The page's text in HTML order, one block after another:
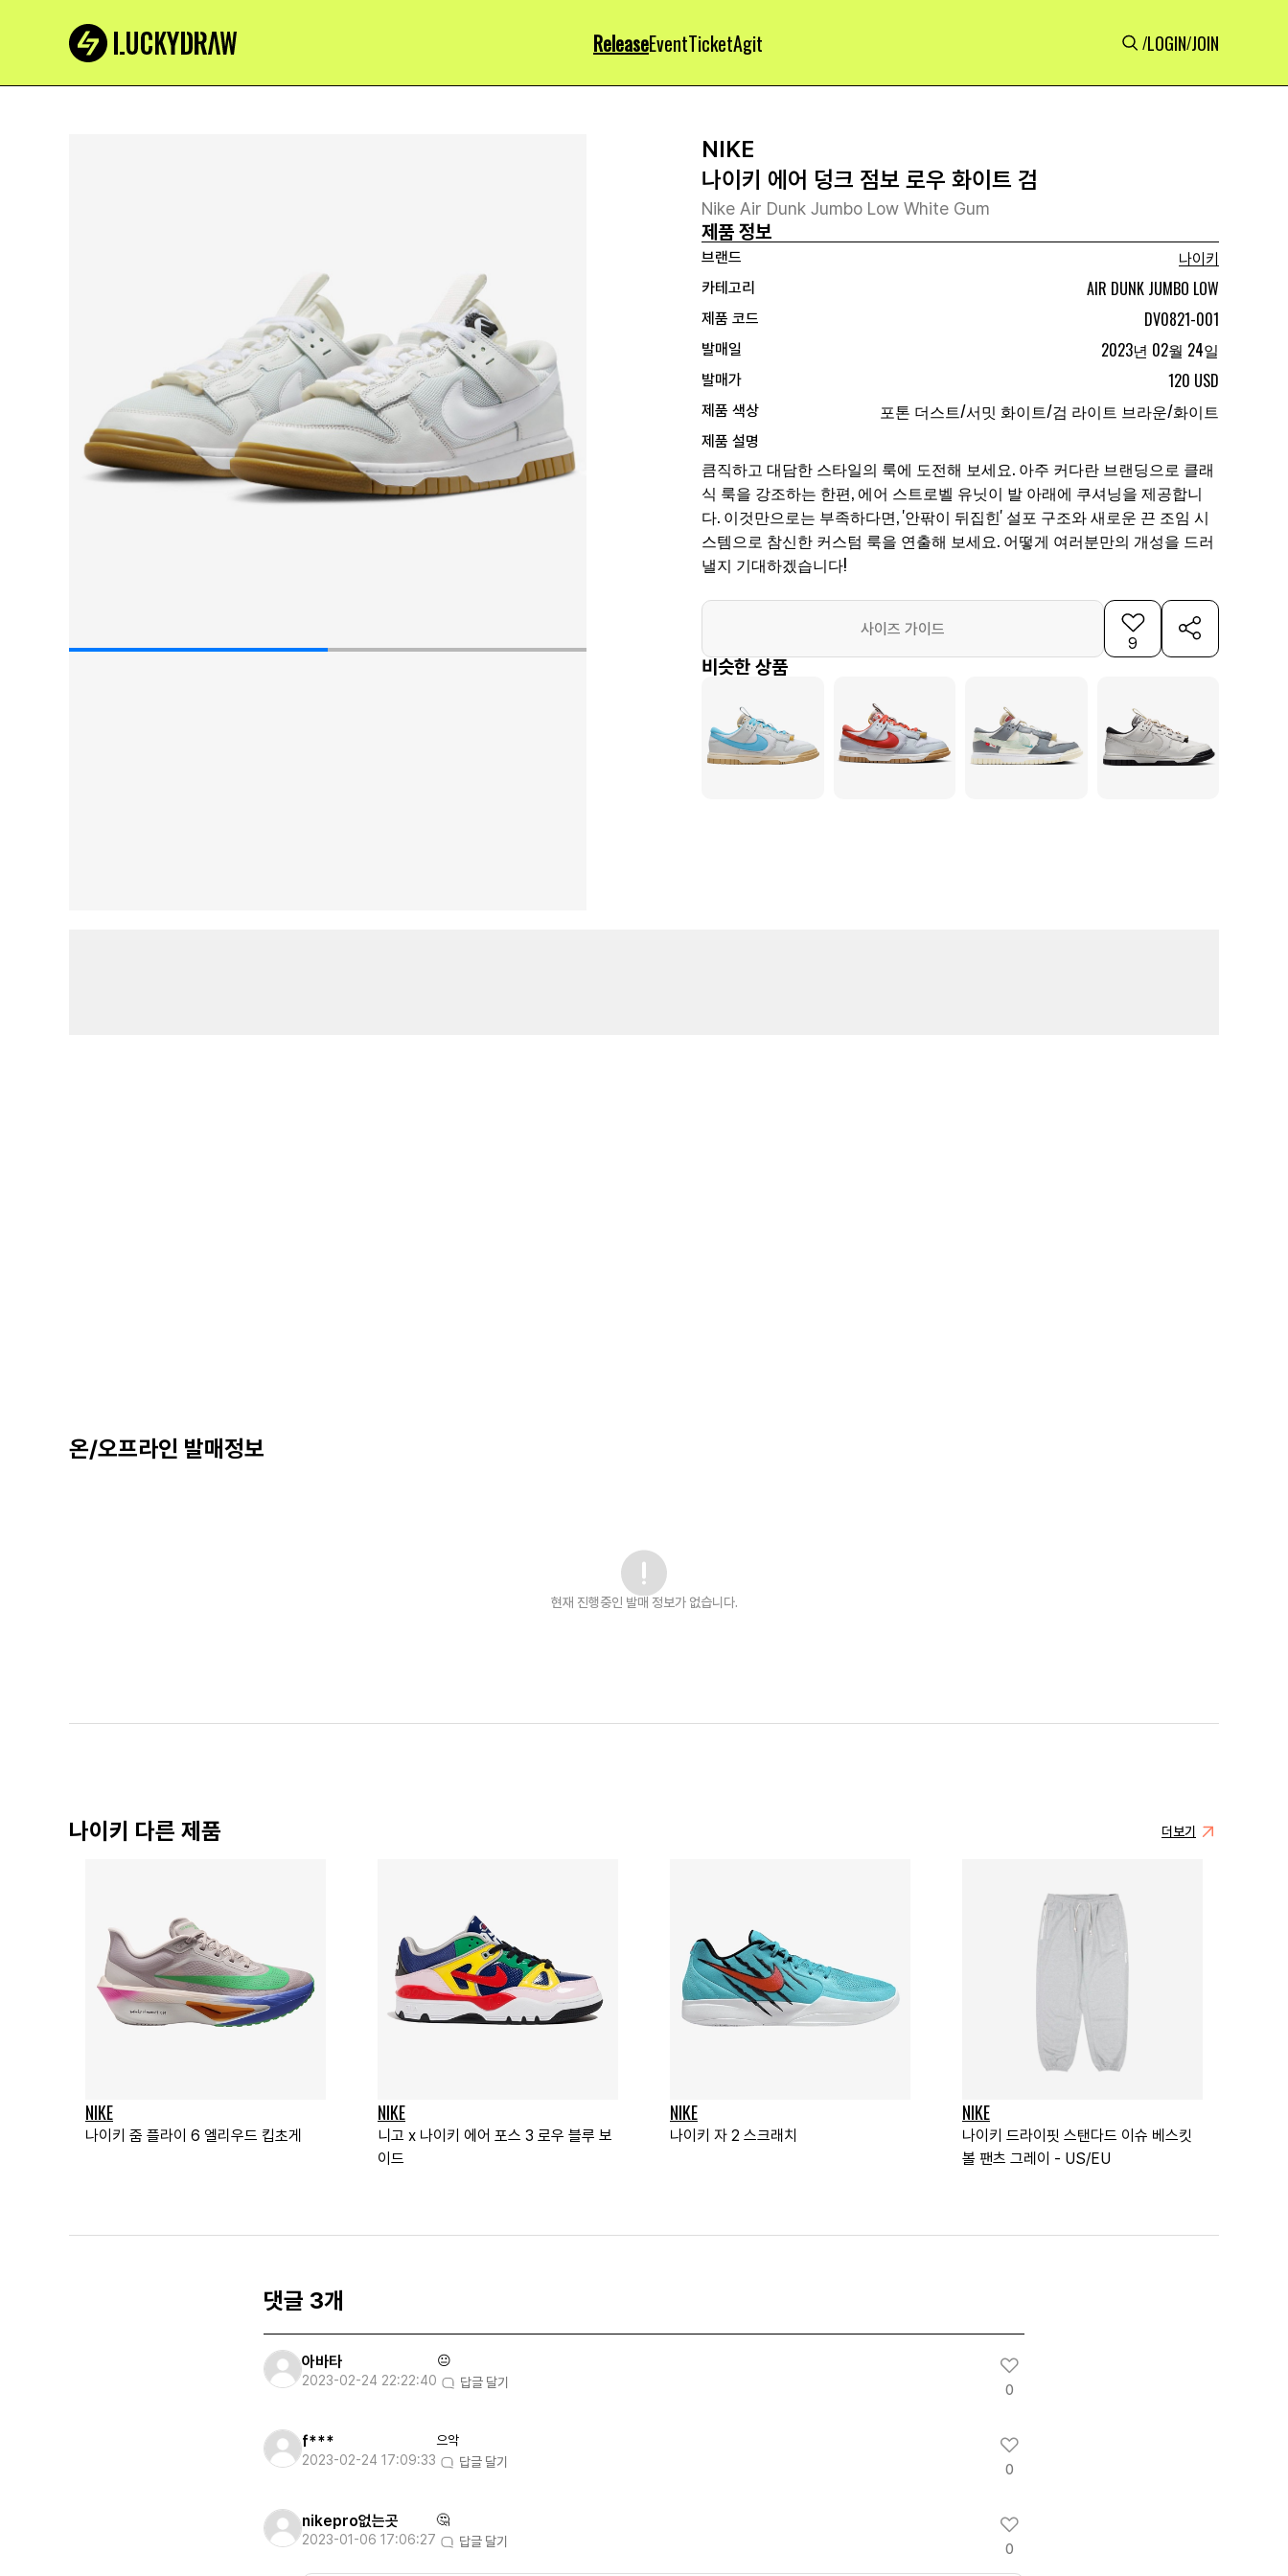
ReleaseEventTicketAgit /LOGIN/JOIN
NIKE
나이키 에어 덩크 점보 로우 화이트 검
Nike Air Dunk Jumbo Low White Gum
제품 정보
브랜드
나이키
카테고리
AIR DUNK JUMBO LOW
제품 코드 DV0821-001
발매일 2023년 02월 24일
발매가 120 USD
제품 색상 포톤 더스트/서밋 화이트/검 라이트 브라운/화이트
제품 설명
큼직하고 대담한 스타일의 룩에 도전해 보세요. 아주 커다란 브랜딩으로 클래
식 룩을 강조하는 한편, 에어 스트로벨 유닛이 발 아래에 쿠셔닝을 제공합니
다. 이것만으로는 부족하다면, '안팎이 뒤집힌' 설포 구조와 새로운 끈 조임 시
스템으로 참신한 커스텀 룩을 연출해 보세요. 어떻게 여러분만의 개성을 드러
낼지 기대하겠습니다!
사이즈 가이드
9
비슷한 상품
온/오프라인 발매정보
현재 진행중인 발매 정보가 없습니다.
나이키 다른 제품 더보기
NIKE
나이키 줌 플라이 6 엘리우드 킵초게
NIKE
니고 x 나이키 에어 포스 3 로우 블루 보
이드
NIKE
나이키 자 2 스크래치
NIKE
나이키 드라이핏 스탠다드 이슈 베스킷
볼 팬츠 그레이 - US/EU
댓글 3개
아바타
2023-02-24 22:22:40
😐
답글 달기
0
f***
2023-02-24 17:09:33
으악
답글 달기
0
nikepro없는곳
2023-01-06 17:06:27
🤔
답글 달기
0